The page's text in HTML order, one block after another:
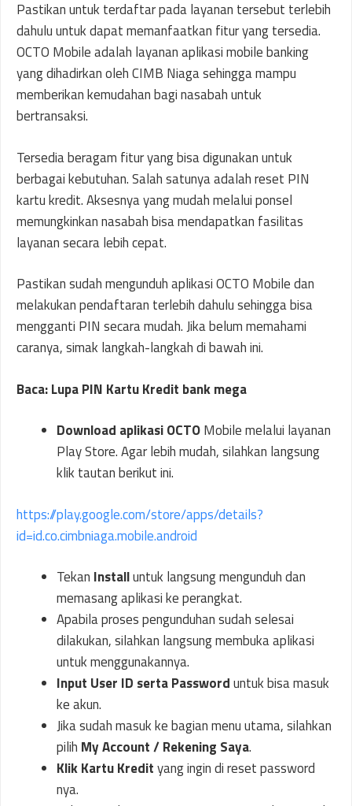
Pastikan untuk terdaftar pada layanan tersebut terlebih
dahulu untuk dapat memanfaatkan fitur yang tersedia.
OCTO Mobile adalah layanan aplikasi mobile banking
yang dihadirkan oleh CIMB Niaga sehingga mampu
memberikan kemudahan bagi nasabah untuk
bertransaksi.
Tersedia beragam fitur yang bisa digunakan untuk
berbagai kebutuhan. Salah satunya adalah reset PIN
kartu kredit. Aksesnya yang mudah melalui ponsel
memungkinkan nasabah bisa mendapatkan fasilitas
layanan secara lebih cepat.
Pastikan sudah mengunduh aplikasi OCTO Mobile dan
melakukan pendaftaran terlebih dahulu sehingga bisa
mengganti PIN secara mudah. Jika belum memahami
caranya, simak langkah-langkah di bawah ini.
Baca: Lupa PIN Kartu Kredit bank mega
Download aplikasi OCTOMobile melalui layanan
Play Store. Agar lebih mudah, silahkan langsung
klik tautan berikut ini.
https://play.google.com/store/apps/details?
id=id.co.cimbniaga.mobile.android
Tekan Installuntuk langsung mengunduh dan
memasang aplikasi ke perangkat.
Apabila proses pengunduhan sudah selesai
dilakukan, silahkan langsung membuka aplikasi
untuk menggunakannya.
Input User ID serta Passworduntuk bisa masuk
ke akun.
Jika sudah masuk ke bagian menu utama, silahkan
pilih My Account / Rekening Saya.
Klik Kartu Kredityang ingin di reset password
nya.